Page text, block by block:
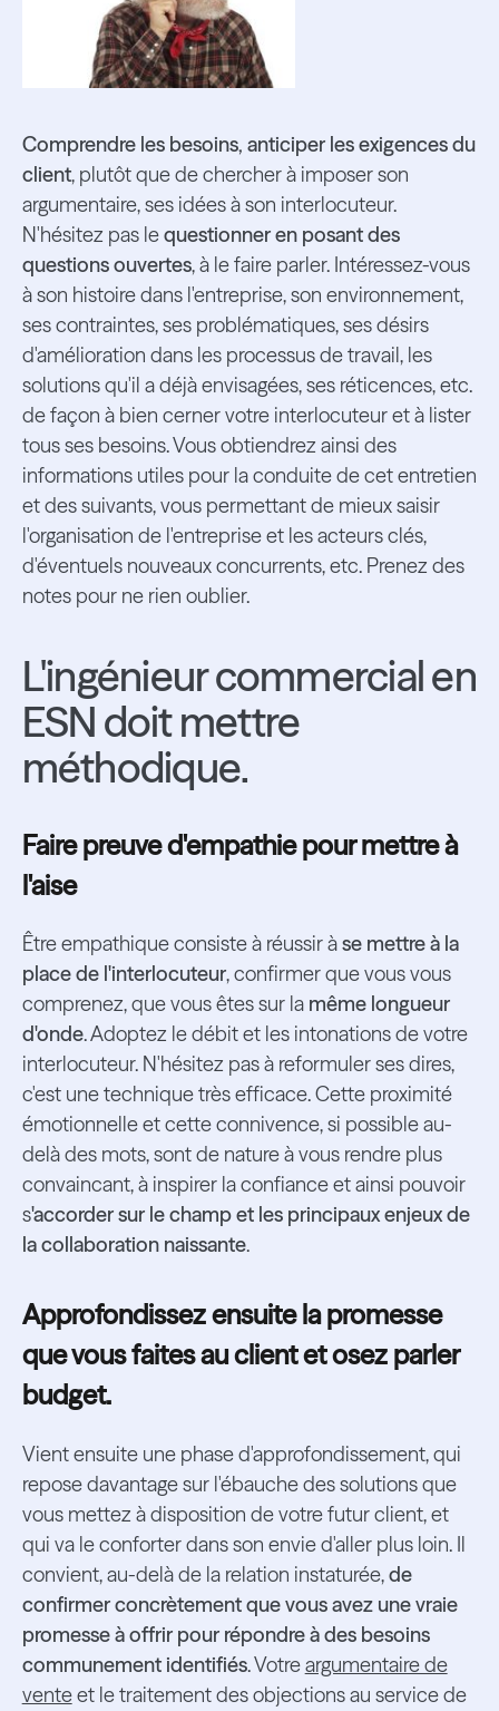
Comprendre les besoins, anticiper les exigences du
client, plutôt que de chercher à imposer son
argumentaire, ses idées à son interlocuteur.
N'hésitez pas lequestionner en posant des
questions ouvertes, à le faire parler. Intéressez-vous
à son histoire dans l'entreprise, son environnement,
ses contraintes, ses problématiques, ses désirs
d'amélioration dans les processus de travail, les
solutions qu'il a déjà envisagées, ses réticences, etc.
de façon à bien cerner votre interlocuteur et à lister
tous ses besoins. Vous obtiendrez ainsi des
informations utiles pour la conduite de cet entretien
et des suivants, vous permettant de mieux saisir
l'organisation de l'entreprise et les acteurs clés,
d'éventuels nouveaux concurrents, etc. Prenez des
notes pour ne rien oublier.
L'ingénieur commercial en
ESN doit mettre
méthodique.
Faire preuve d'empathie pour mettre à
l'aise
Être empathique consiste à réussir àse mettre à la
place de l'interlocuteur, confirmer que vous vous
comprenez, que vous êtes sur la même longueur
d'onde. Adoptez le débit et les intonations de votre
interlocuteur. N'hésitez pas à reformuler ses dires,
c'est une technique très efficace. Cette proximité
émotionnelle et cette connivence, si possible au-
delà des mots, sont de nature à vous rendre plus
convaincant, à inspirer la confiance et ainsi pouvoir
s'accorder sur le champ et les principaux enjeux de
la collaboration naissante.
Approfondissez ensuite la promesse
que vous faites au client et osez parler
budget.
Vient ensuite une phase d'approfondissement, qui
repose davantage sur l'ébauche des solutions que
vous mettez à disposition de votre futur client, et
qui va le conforter dans son envie d'aller plus loin. Il
convient, au-delà de la relation instaturée,de
confirmer concrètement que vous avez une vraie
promesse à offrir pour répondre à des besoins
communement identifiés. Votreargumentaire de
venteet le traitement des objections au service de